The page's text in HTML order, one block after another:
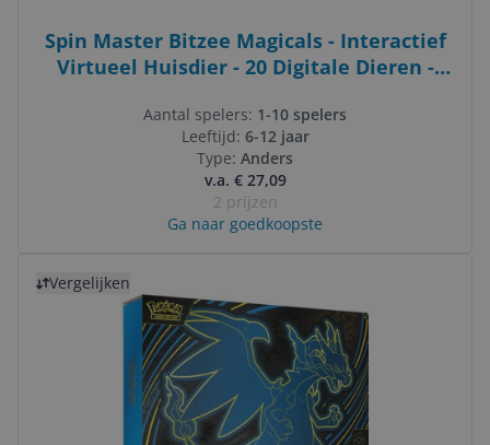
Spin Master Bitzee Magicals - Interactief
Virtueel Huisdier - 20 Digitale Dieren -
Aantal spelers: 1-10 spelers
Leeftijd: 6-12 jaar
Type: Anders
v.a. € 27,09
2 prijzen
Ga naar goedkoopste
Vergelijken